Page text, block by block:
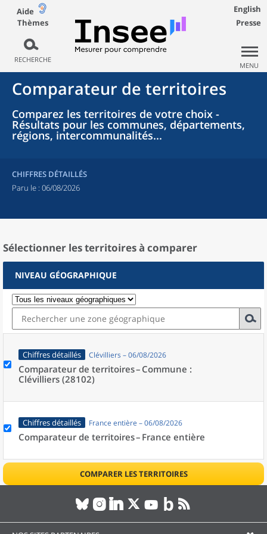
Aide
Thèmes
RECHERCHE
English
Presse
MENU
Comparateur de territoires
Comparez les territoires de votre choix -
Résultats pour les communes, départements,
régions, intercommunalités...
CHIFFRES DÉTAILLÉS
Paru le : 06/08/2026
Sélectionner les territoires à comparer
NIVEAU GÉOGRAPHIQUE
Chiffres détaillés Clévilliers – 06/08/2026
Comparateur de territoires – Commune :
Clévilliers (28102)
Chiffres détaillés France entière – 06/08/2026
Comparateur de territoires – France entière
COMPARER LES TERRITOIRES